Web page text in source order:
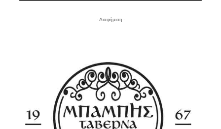
- Διαφήμιση -